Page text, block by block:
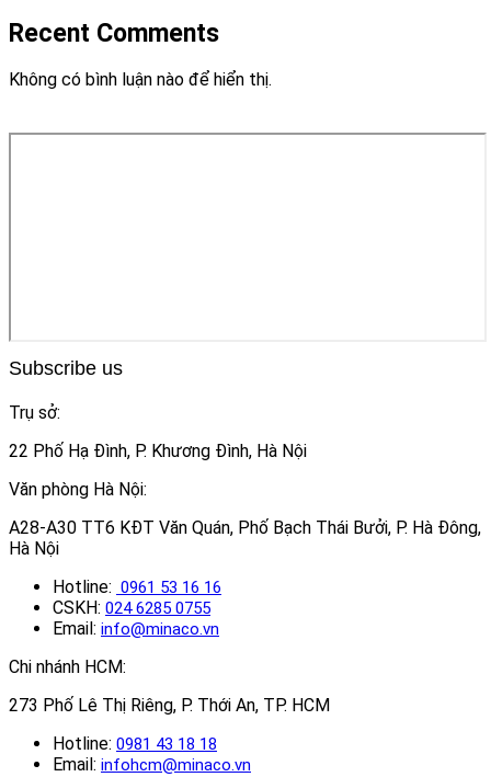
Recent Comments
Không có bình luận nào để hiển thị.
Subscribe us
Trụ sở:
22 Phố Hạ Đình, P. Khương Đình, Hà Nội
Văn phòng Hà Nội:
A28-A30 TT6 KĐT Văn Quán, Phố Bạch Thái Bưởi, P. Hà Đông,
Hà Nội
Hotline: 0961 53 16 16
CSKH: 024 6285 0755
Email: info@minaco.vn
Chi nhánh HCM:
273 Phố Lê Thị Riêng, P. Thới An, TP. HCM
Hotline: 0981 43 18 18
Email: infohcm@minaco.vn